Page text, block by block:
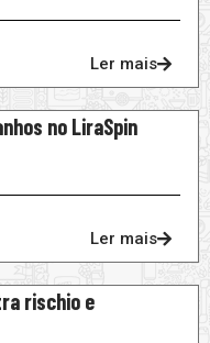
Ler mais
no LiraSpin
Ler mais
rischio e